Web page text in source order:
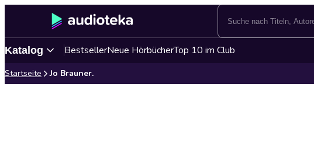
Katalog BestsellerNeue HörbücherTop 10 im Club
Startseite Jo Brauner.